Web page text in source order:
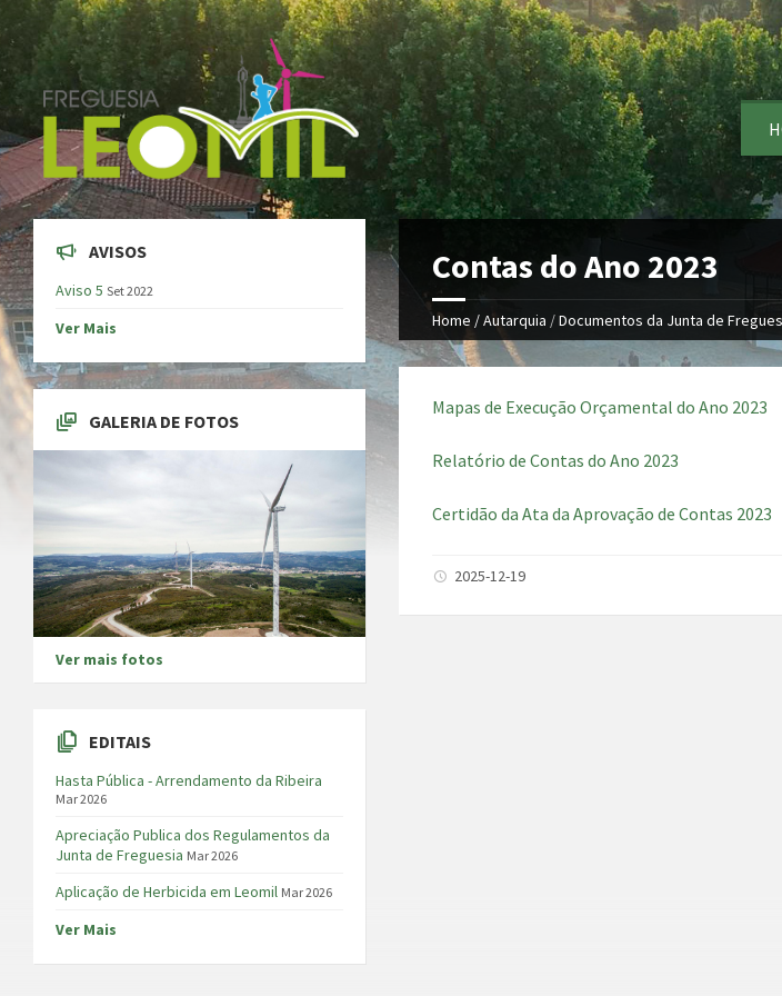
Contas do Ano 2023
Home /Autarquia /Documentos da Junta de
Mapas de Execução Orçamental do Ano 2023
Relatório de Contas do Ano 2023
Certidão da Ata da Aprovação de Contas 2023
2025-12-19
AVISOS
Aviso 5 Set 2022
Ver Mais
GALERIA DE FOTOS
Ver mais fotos
EDITAIS
Hasta Pública - Arrendamento da Ribeira
Mar 2026
Apreciação Publica dos Regulamentos da
Junta de Freguesia Mar 2026
Aplicação de Herbicida em Leomil Mar 2026
Ver Mais